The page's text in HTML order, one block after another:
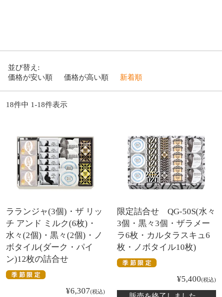
並び替え
価格が安い順
価格が高い順 新着順
18件中 1-18件表示
ラランジャ(3個)・ザ リッ
チ アンド ミルク(6枚)・
水々(2個)・黒々(2個)・ノ
ボタイル(ダーク・パイ
ン)12枚の詰合せ
¥6,307 税込
限定詰合せ QG-50S(水々
3個・黒々3個・ザラメー
ラ6枚・カルタラスキュ6
枚・ノボタイル10枚)
¥5,400 税込